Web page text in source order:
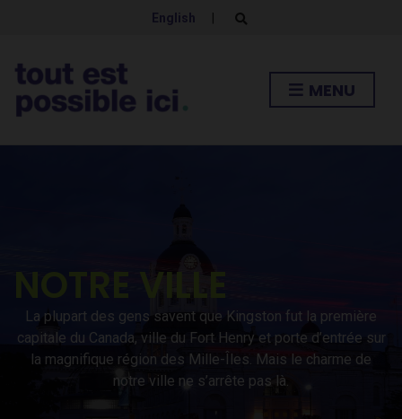
English |
r
MENU
NOTRE VILLE
La plupart des gens savent que Kingston fut la première
capitale du Canada, ville du Fort Henry et porte d’entrée sur
la magnifique région des Mille-Îles. Mais le charme de
notre ville ne s’arrête pas là.